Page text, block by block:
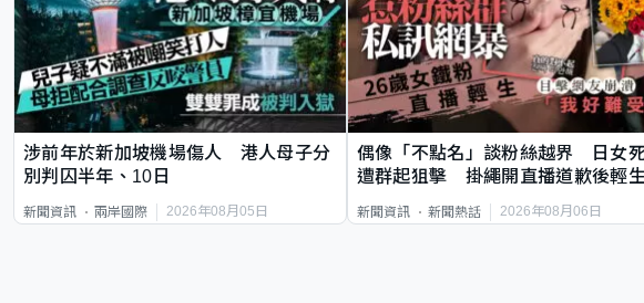
涉前年於新加坡機場傷人 港人母子分
別判囚半年、10日
新聞資訊 兩岸國際 2026年08月05日
偶像「不點名」談粉絲越界 日女
遭群起狙擊 掛繩開直播道歉後輕生
新聞資訊 新聞熱話 2026年08月06日